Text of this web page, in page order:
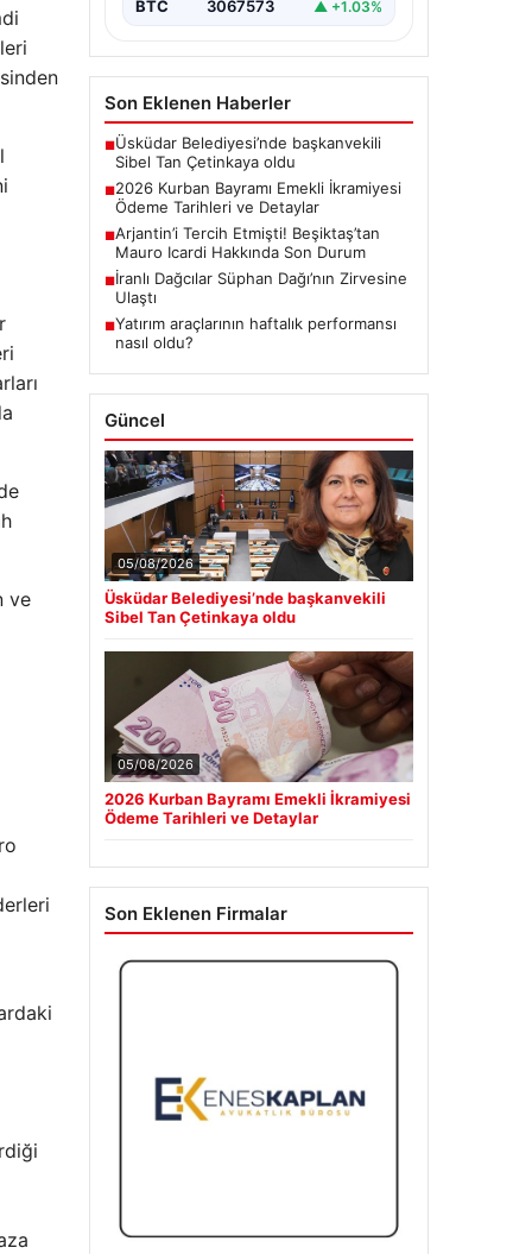
ve
BTC 3067573 ▲ +1.03%
Son Eklenen Haberler
■Üsküdar Belediyesi’nde başkanvekili
Sibel Tan Çetinkaya oldu
■2026 Kurban Bayramı Emekli İkramiyesi
Ödeme Tarihleri ve Detaylar
■Arjantin’i Tercih Etmişti! Beşiktaş’tan
Mauro Icardi Hakkında Son Durum
■İranlı Dağcılar Süphan Dağı’nın Zirvesine
Ulaştı
■Yatırım araçlarının haftalık performansı
nasıl oldu?
Güncel
05/08/2026
Üsküdar Belediyesi’nde başkanvekili
Sibel Tan Çetinkaya oldu
05/08/2026
2026 Kurban Bayramı Emekli İkramiyesi
Ödeme Tarihleri ve Detaylar
Son Eklenen Firmalar